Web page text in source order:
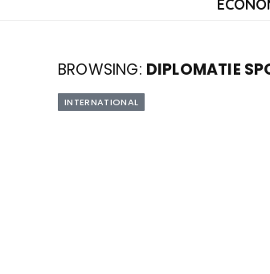
BROWSING: DIPLOMATIE
INTERNATIONAL